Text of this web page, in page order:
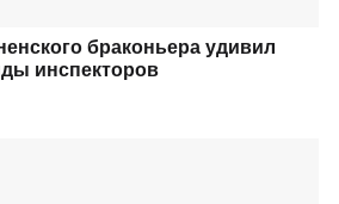
браконьера удивил
инспекторов